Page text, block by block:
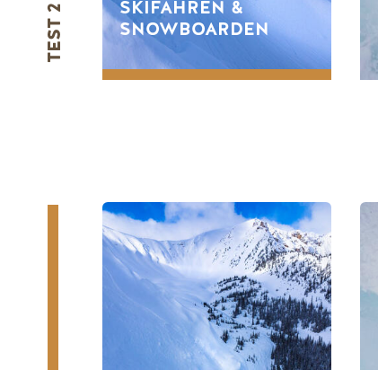
TEST 2
SKIFAHREN &
SNOWBOARDEN